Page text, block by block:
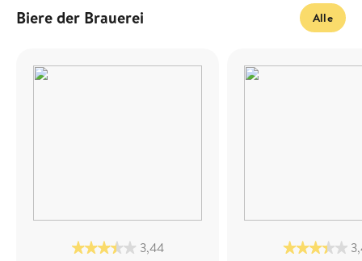
Biere der Brauerei Alle
3,44